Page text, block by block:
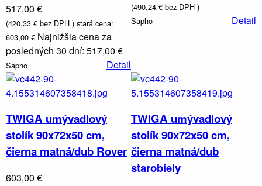
517,00 €
(420,33 € bez DPH ) stará cena:
603,00 € Najnižšia cena za
posledných 30 dní: 517,00 €
Sapho Detail
(490,24 € bez DPH )
Sapho
Detail
TWIGA umývadlový
stolík 90x72x50 cm,
čierna matná/dub Rover
603,00 €
TWIGA umývadlový
stolík 90x72x50 cm,
čierna matná/dub
starobiely